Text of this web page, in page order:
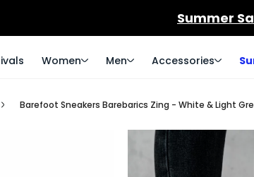
Summer
Women Men Accessories
Barefoot Sneakers Barebarics Zing - White & Light